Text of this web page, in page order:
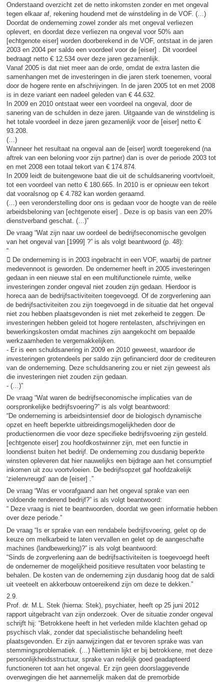
Onderstaand overzicht zet de netto inkomsten zonder en met ongeval
tegen elkaar af, rekening houdend met de winstdeling in de VOF. (…)
Doordat de onderneming zowel zonder als met ongeval verliezen
oplevert, en doordat deze verliezen na ongeval voor 50% aan
[echtgenote eiser] worden doorberekend in de VOF, ontstaat in de jaren
2003 en 2004 per saldo een voordeel voor de [eiser] . Dit voordeel
bedraagt netto € 12.534 over deze jaren gezamenlijk.
Vanaf 2005 is dat niet meer aan de orde, omdat de extra lasten die
samenhangen met de investeringen in die jaren sterk toenemen, vooral
door de hogere rente en afschrijvingen. In de jaren 2005 tot en met 2008
is in deze variant een nadeel geleden van € 44.632.
In 2009 en 2010 ontstaat weer een voordeel na ongeval, door de
sanering van de schulden in deze jaren. Uitgaande van de winstdeling is
het totale voordeel in deze jaren gezamenlijk voor de [eiser] netto €
93.208.
(…)
Wanneer het resultaat na ongeval aan de [eiser] wordt toegerekend (na
aftrek van een beloning voor zijn partner) dan is over de periode 2003 tot
en met 2008 een totaal tekort van € 174.874.
In 2009 leidt de buitengewone baat die uit de schuldsanering voortvloeit,
tot een voordeel van netto € 180.665. In 2010 is er opnieuw een tekort
dat vooralsnog op € 4.782 kan worden geraamd.
(…) een veronderstelling door ons is gedaan voor de hoogte van de reële
arbeidsbeloning van [echtgenote eiser] . Deze is op basis van een 20%
dienstverband geschat. (…)”
De vraag “Wat zijn naar uw oordeel de bedrijfseconomische gevolgen
van het ongeval van [1999] ?” is als volgt beantwoord (p. 48):
“
 De onderneming is in 2003 ingebracht in een VOF, waarbij de partner
medevennoot is geworden. De ondernemer heeft in 2005 investeringen
gedaan in een nieuwe stal en een multifunctionele ruimte, welke
investeringen zonder ongeval niet zouden zijn gedaan. Hierdoor is
horeca aan de bedrijfsactiviteiten toegevoegd. Of de zorgverlening aan
de bedrijfsactiviteiten zou zijn toegevoegd in de situatie dat het ongeval
niet zou hebben plaatsgevonden is niet met zekerheid te zeggen. De
investeringen hebben geleid tot hogere rentelasten, afschrijvingen en
bewerkingskosten omdat machines zijn aangekocht om bepaalde
werkzaamheden te vergemakkelijken.
- Er is een schuldsanering in 2009 en 2010 geweest, waardoor de
investeringen grotendeels per saldo zijn gefinancierd door de crediteuren
van de onderneming. Deze schuldsanering zou er niet zijn geweest als
die investeringen niet zouden zijn gedaan.
- (…)”
De vraag “Wat waren de bedrijfseconomische implicaties van de
oorspronkelijke bedrijfsvoering?” is als volgt beantwoord:
“De onderneming is arbeidsintensief door de biologisch dynamische
opzet en heeft beperkte uitbreidingsmogelijkheden door de
productienormen die voor deze specifieke bedrijfsvoering zijn gesteld.
[echtgenote eiser] zou hoofdkostwinner zijn, met een functie in
loondienst buiten het bedrijf. De onderneming zou dusdanig beperkte
winsten opleveren dat hier nauwelijks een bijdrage aan het consumptief
inkomen uit zou voortvloeien. De bedrijfsopzet gaf hoofdzakelijk
‘zielenvreugd’ aan de [eiser] .”
De vraag “Was er voorafgaand aan het ongeval sprake van een
voldoende renderend bedrijf?” is als volgt beantwoord:
“ Deze vraag is niet te beantwoorden, doordat we geen informatie hebben
over deze periode.”
De vraag “Is er sprake van een rendabele bedrijfsvoering, gelet op de
keuze om melkarbeid te laten vervallen en gelet op de aangeschafte
machines (landbewerking)?” is als volgt beantwoord:
“Sinds de zorgverlening aan de bedrijfsactiviteiten is toegevoegd heeft
de ondernemer de mogelijkheid positieve resultaten voor belasting te
behalen. De kosten van de onderneming zijn dusdanig hoog dat de saldi
uit veeteelt en akkerbouw ontoereikend zijn om deze te dekken.”
2.9.
Prof. dr. M.L. Stek (hierna: Stek), psychiater, heeft op 25 juni 2012
rapport uitgebracht van zijn onderzoek. Over de situatie zonder ongeval
schrijft hij: “Betrokkene heeft in het verleden milde klachten gehad op
psychisch vlak, zonder dat specialistische behandeling heeft
plaatsgevonden. Er zijn aanwijzingen dat er tevoren sprake was van
stemmingsproblematiek. (…) Niettemin lijkt er bij betrokkene, met deze
persoonlijkheidsstructuur, sprake van redelijk goed geadapteerd
functioneren tot aan het ongeval. Er zijn geen doorslaggevende
overwegingen die het aannemelijk maken dat de premorbide